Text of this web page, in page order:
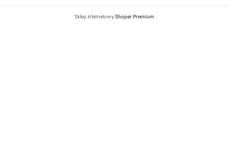
Sklep internetowyShoper Premium